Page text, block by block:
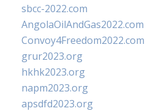
sbcc-2022.com
AngolaOilAndGas2022.com
Convoy4Freedom2022.com
grur2023.org
hkhk2023.org
napm2023.org
apsdfd2023.org